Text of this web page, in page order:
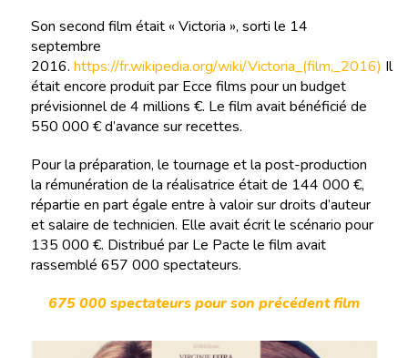
Son second film était « Victoria », sorti le 14
septembre
2016. https://fr.wikipedia.org/wiki/Victoria_(film,_2016) Il
était encore produit par Ecce films pour un budget
prévisionnel de 4 millions €. Le film avait bénéficié de
550 000 € d’avance sur recettes.
Pour la préparation, le tournage et la post-production
la rémunération de la réalisatrice était de 144 000 €,
répartie en part égale entre à valoir sur droits d’auteur
et salaire de technicien. Elle avait écrit le scénario pour
135 000 €. Distribué par Le Pacte le film avait
rassemblé 657 000 spectateurs.
675 000 spectateurs pour son précédent film